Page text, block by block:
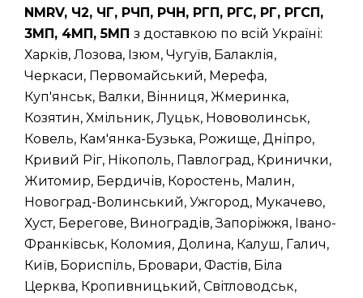
NMRV, Ч2, ЧГ, РЧП, РЧН, РГП, РГС, РГ, РГСП,
3МП, 4МП, 5МП з доставкою по всій Україні:
Харків, Лозова, Ізюм, Чугуїв, Балаклія,
Черкаси, Первомайський, Мерефа,
Куп'янськ, Валки, Вінниця, Жмеринка,
Козятин, Хмільник, Луцьк, Нововолинськ,
Ковель, Кам'янка-Бузька, Рожище, Дніпро,
Кривий Ріг, Нікополь, Павлоград, Кринички,
Житомир, Бердичів, Коростень, Малин,
Новоград-Волинський, Ужгород, Мукачево,
Хуст, Берегове, Виноградів, Запоріжжя, Івано-
Франківськ, Коломия, Долина, Калуш, Галич,
Київ, Бориспіль, Бровари, Фастів, Біла
Церква, Кропивницький, Світловодськ,